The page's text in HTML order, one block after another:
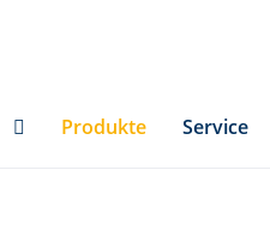
Produkte
Service